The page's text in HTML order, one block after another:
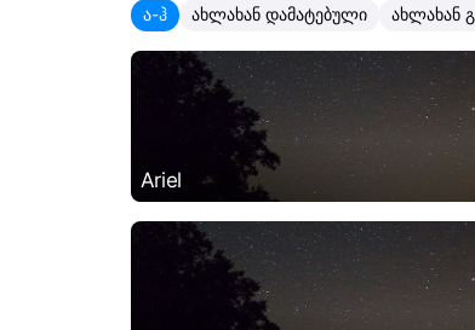
ა-ჰ ახლახან დამატებული ახლახან
Ariel